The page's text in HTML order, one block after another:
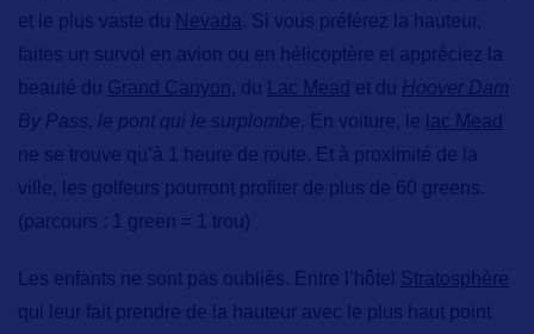
et le plus vaste du
Nevada . Si vous préférez la hauteur,
faites un survol en avion ou en hélicoptère et appréciez la
beauté du Grand Canyon , du Lac Mead et du Hoover Dam
By Pass, le pont qui le surplombe. En voiture, le lac Mead
ne se trouve qu’à 1 heure de route. Et à proximité de la
ville, les golfeurs pourront profiter de plus de 60 greens.
(parcours : 1 green = 1 trou)
Les enfants ne sont pas oubliés. Entre l’hôtel Stratosphère
qui leur fait prendre de la hauteur avec le plus haut point